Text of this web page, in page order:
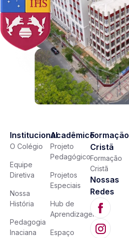
Institucional
O Colégio
Equipe
Diretiva
Nossa
História
Pedagogia
Inaciana
Acadêmico
Projeto
Pedagógico
Projetos
Especiais
Hub de
Aprendizagem
Espaço
Formação
Cristã
Formação
Cristã
Nossas
Redes